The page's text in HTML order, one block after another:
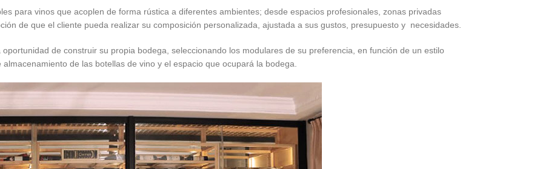
para vinos que acoplen de forma rústica a diferentes ambientes; desde espacios profesionales, zonas privadas
de que el cliente pueda realizar su composición personalizada, ajustada a sus gustos, presupuesto y necesidades.
de construir su propia bodega, seleccionando los modulares de su preferencia, en función de un estilo
de las botellas de vino y el espacio que ocupará la bodega.